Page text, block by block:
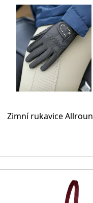
Zimní rukavice